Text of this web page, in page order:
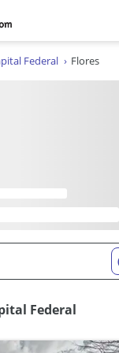
Federal Flores
Federal